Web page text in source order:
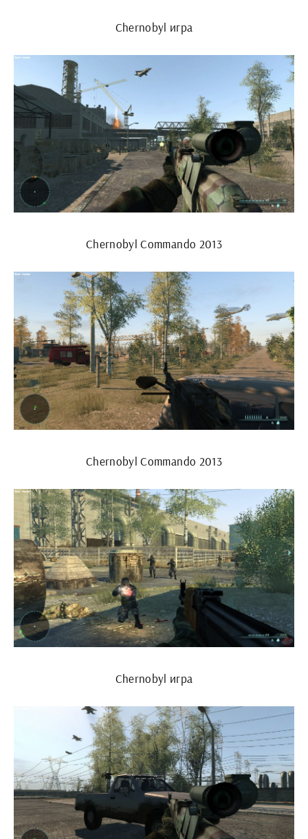
Chernobyl игра
Chernobyl Commando 2013
Chernobyl Commando 2013
Chernobyl игра